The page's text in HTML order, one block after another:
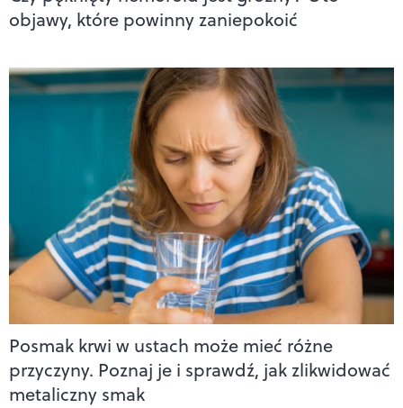
objawy, które powinny zaniepokoić
Posmak krwi w ustach może mieć różne
przyczyny. Poznaj je i sprawdź, jak zlikwidować
metaliczny smak